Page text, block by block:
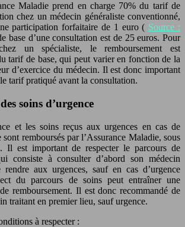
Maladie prend en charge 70% du tarif de
chez un médecin généraliste conventionné,
participation forfaitaire de 1 euro ( Source :
base d’une consultation est de 25 euros. Pour
un spécialiste, le remboursement est
tarif de base, qui peut varier en fonction de la
d’exercice du médecin. Il est donc important
tarif pratiqué avant la consultation.
soins d’urgence
et les soins reçus aux urgences en cas de
sont remboursés par l’Assurance Maladie, sous
Il est important de respecter le parcours de
consiste à consulter d’abord son médecin
aux urgences, sauf en cas d’urgence
du parcours de soins peut entraîner une
remboursement. Il est donc recommandé de
traitant en premier lieu, sauf urgence.
à respecter :